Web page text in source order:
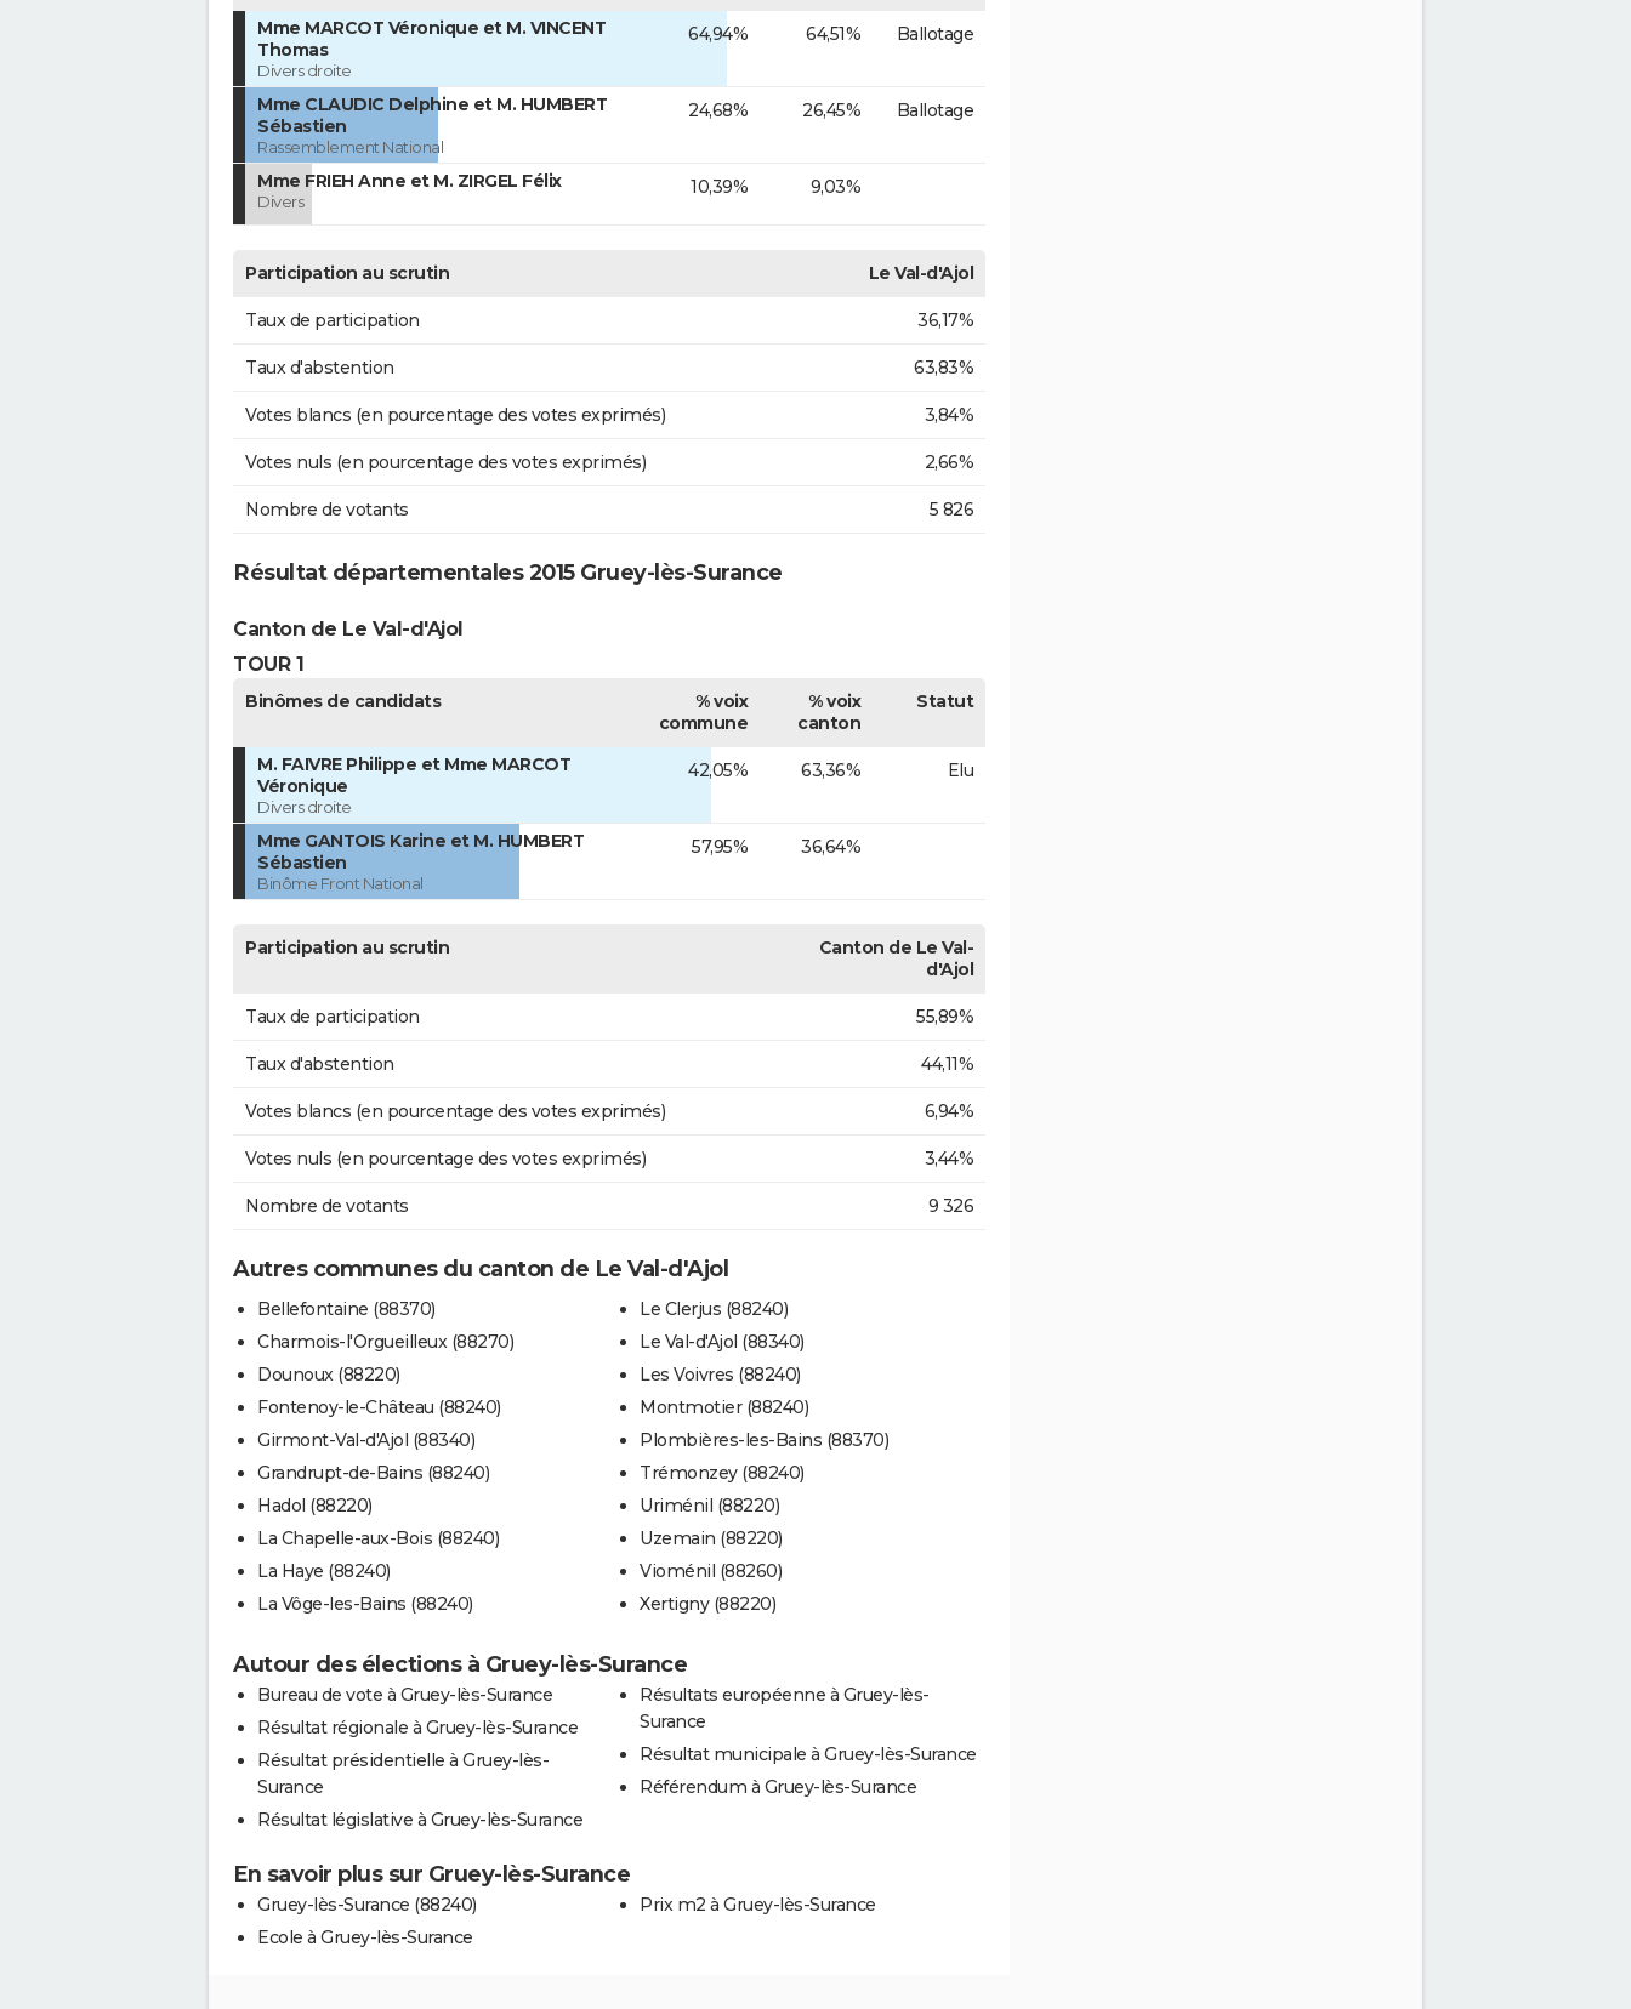
Mme MARCOT Véronique et M. VINCENT
Thomas
Divers droite
64,94% 64,51% Ballotage
Mme CLAUDIC Delphine et M. HUMBERT
Sébastien
Rassemblement National
24,68% 26,45% Ballotage
Mme FRIEH Anne et M. ZIRGEL Félix
Divers
10,39% 9,03%
Participation au scrutin Le Val-d'Ajol
Taux de participation 36,17%
Taux d'abstention 63,83%
Votes blancs (en pourcentage des votes exprimés) 3,84%
Votes nuls (en pourcentage des votes exprimés) 2,66%
Nombre de votants 5 826
Résultat départementales 2015 Gruey-lès-Surance
Canton de Le Val-d'Ajol
TOUR 1
Binômes de candidats
% voix
commune
% voix
canton
Statut
M. FAIVRE Philippe et Mme MARCOT
Véronique
Divers droite
42,05% 63,36% Elu
Mme GANTOIS Karine et M. HUMBERT
Sébastien
Binôme Front National
57,95% 36,64%
Participation au scrutin
Canton de Le Val-
d'Ajol
Taux de participation 55,89%
Taux d'abstention 44,11%
Votes blancs (en pourcentage des votes exprimés) 6,94%
Votes nuls (en pourcentage des votes exprimés) 3,44%
Nombre de votants 9 326
Autres communes du canton de Le Val-d'Ajol
Bellefontaine (88370)
Charmois-l'Orgueilleux (88270)
Dounoux (88220)
Fontenoy-le-Château (88240)
Girmont-Val-d'Ajol (88340)
Grandrupt-de-Bains (88240)
Hadol (88220)
La Chapelle-aux-Bois (88240)
La Haye (88240)
La Vôge-les-Bains (88240)
Le Clerjus (88240)
Le Val-d'Ajol (88340)
Les Voivres (88240)
Montmotier (88240)
Plombières-les-Bains (88370)
Trémonzey (88240)
Uriménil (88220)
Uzemain (88220)
Vioménil (88260)
Xertigny (88220)
Autour des élections à Gruey-lès-Surance
Bureau de vote à Gruey-lès-Surance
Résultat régionale à Gruey-lès-Surance
Résultat présidentielle à Gruey-lès-
Surance
Résultat législative à Gruey-lès-Surance
Résultats européenne à Gruey-lès-
Surance
Résultat municipale à Gruey-lès-Surance
Référendum à Gruey-lès-Surance
En savoir plus sur Gruey-lès-Surance
Gruey-lès-Surance (88240)
Ecole à Gruey-lès-Surance
Prix m2 à Gruey-lès-Surance